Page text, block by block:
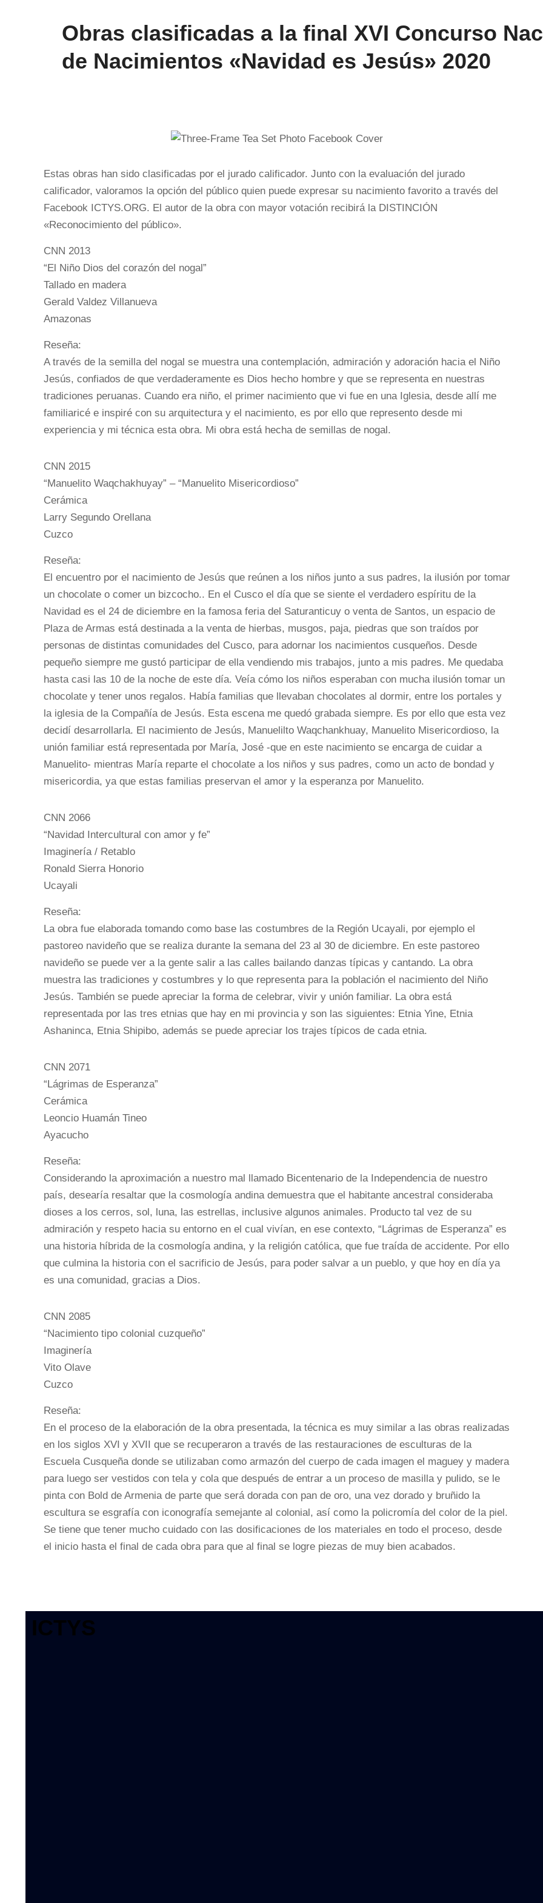
Obras clasificadas a la final XVI Concurso
de Nacimientos «Navidad es Jesús» 2020
Estas obras han sido clasificadas por el jurado calificador. Junto con la evaluación del jurado
calificador, valoramos la opción del público quien puede expresar su nacimiento favorito a través del
Facebook ICTYS.ORG. El autor de la obra con mayor votación recibirá la DISTINCIÓN
«Reconocimiento del público».
CNN 2013
“El Niño Dios del corazón del nogal”
Tallado en madera
Gerald Valdez Villanueva
Amazonas
Reseña:
A través de la semilla del nogal se muestra una contemplación, admiración y adoración hacia el Niño
Jesús, confiados de que verdaderamente es Dios hecho hombre y que se representa en nuestras
tradiciones peruanas. Cuando era niño, el primer nacimiento que vi fue en una Iglesia, desde allí me
familiaricé e inspiré con su arquitectura y el nacimiento, es por ello que represento desde mi
experiencia y mi técnica esta obra. Mi obra está hecha de semillas de nogal.
CNN 2015
“Manuelito Waqchakhuyay” – “Manuelito Misericordioso”
Cerámica
Larry Segundo Orellana
Cuzco
Reseña:
El encuentro por el nacimiento de Jesús que reúnen a los niños junto a sus padres, la ilusión por tomar
un chocolate o comer un bizcocho.. En el Cusco el día que se siente el verdadero espíritu de la
Navidad es el 24 de diciembre en la famosa feria del Saturanticuy o venta de Santos, un espacio de
Plaza de Armas está destinada a la venta de hierbas, musgos, paja, piedras que son traídos por
personas de distintas comunidades del Cusco, para adornar los nacimientos cusqueños. Desde
pequeño siempre me gustó participar de ella vendiendo mis trabajos, junto a mis padres. Me quedaba
hasta casi las 10 de la noche de este día. Veía cómo los niños esperaban con mucha ilusión tomar un
chocolate y tener unos regalos. Había familias que llevaban chocolates al dormir, entre los portales y
la iglesia de la Compañía de Jesús. Esta escena me quedó grabada siempre. Es por ello que esta vez
decidí desarrollarla. El nacimiento de Jesús, Manuelilto Waqchankhuay, Manuelito Misericordioso, la
unión familiar está representada por María, José -que en este nacimiento se encarga de cuidar a
Manuelito- mientras María reparte el chocolate a los niños y sus padres, como un acto de bondad y
misericordia, ya que estas familias preservan el amor y la esperanza por Manuelito.
CNN 2066
“Navidad Intercultural con amor y fe”
Imaginería / Retablo
Ronald Sierra Honorio
Ucayali
Reseña:
La obra fue elaborada tomando como base las costumbres de la Región Ucayali, por ejemplo el
pastoreo navideño que se realiza durante la semana del 23 al 30 de diciembre. En este pastoreo
navideño se puede ver a la gente salir a las calles bailando danzas típicas y cantando. La obra
muestra las tradiciones y costumbres y lo que representa para la población el nacimiento del Niño
Jesús. También se puede apreciar la forma de celebrar, vivir y unión familiar. La obra está
representada por las tres etnias que hay en mi provincia y son las siguientes: Etnia Yine, Etnia
Ashaninca, Etnia Shipibo, además se puede apreciar los trajes típicos de cada etnia.
CNN 2071
“Lágrimas de Esperanza”
Cerámica
Leoncio Huamán Tineo
Ayacucho
Reseña:
Considerando la aproximación a nuestro mal llamado Bicentenario de la Independencia de nuestro
país, desearía resaltar que la cosmología andina demuestra que el habitante ancestral consideraba
dioses a los cerros, sol, luna, las estrellas, inclusive algunos animales. Producto tal vez de su
admiración y respeto hacia su entorno en el cual vivían, en ese contexto, “Lágrimas de Esperanza” es
una historia híbrida de la cosmología andina, y la religión católica, que fue traída de accidente. Por ello
que culmina la historia con el sacrificio de Jesús, para poder salvar a un pueblo, y que hoy en día ya
es una comunidad, gracias a Dios.
CNN 2085
“Nacimiento tipo colonial cuzqueño”
Imaginería
Vito Olave
Cuzco
Reseña:
En el proceso de la elaboración de la obra presentada, la técnica es muy similar a las obras realizadas
en los siglos XVI y XVII que se recuperaron a través de las restauraciones de esculturas de la
Escuela Cusqueña donde se utilizaban como armazón del cuerpo de cada imagen el maguey y madera
para luego ser vestidos con tela y cola que después de entrar a un proceso de masilla y pulido, se le
pinta con Bold de Armenia de parte que será dorada con pan de oro, una vez dorado y bruñido la
escultura se esgrafía con iconografía semejante al colonial, así como la policromía del color de la piel.
Se tiene que tener mucho cuidado con las dosificaciones de los materiales en todo el proceso, desde
el inicio hasta el final de cada obra para que al final se logre piezas de muy bien acabados.
ICTYS